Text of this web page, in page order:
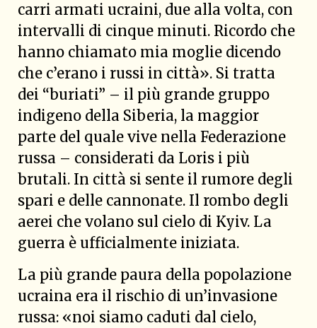
carri armati ucraini, due alla volta, con
intervalli di cinque minuti. Ricordo che
hanno chiamato mia moglie dicendo
che c’erano i russi in città». Si tratta
dei “buriati” – il più grande gruppo
indigeno della Siberia, la maggior
parte del quale vive nella Federazione
russa – considerati da Loris i più
brutali. In città si sente il rumore degli
spari e delle cannonate. Il rombo degli
aerei che volano sul cielo di Kyiv. La
guerra è ufficialmente iniziata.
La più grande paura della popolazione
ucraina era il rischio di un’invasione
russa: «noi siamo caduti dal cielo,